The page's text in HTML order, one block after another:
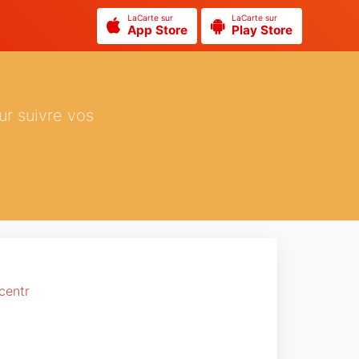
LaCarte sur
App Store
LaCarte sur
Play Store
suivre vos